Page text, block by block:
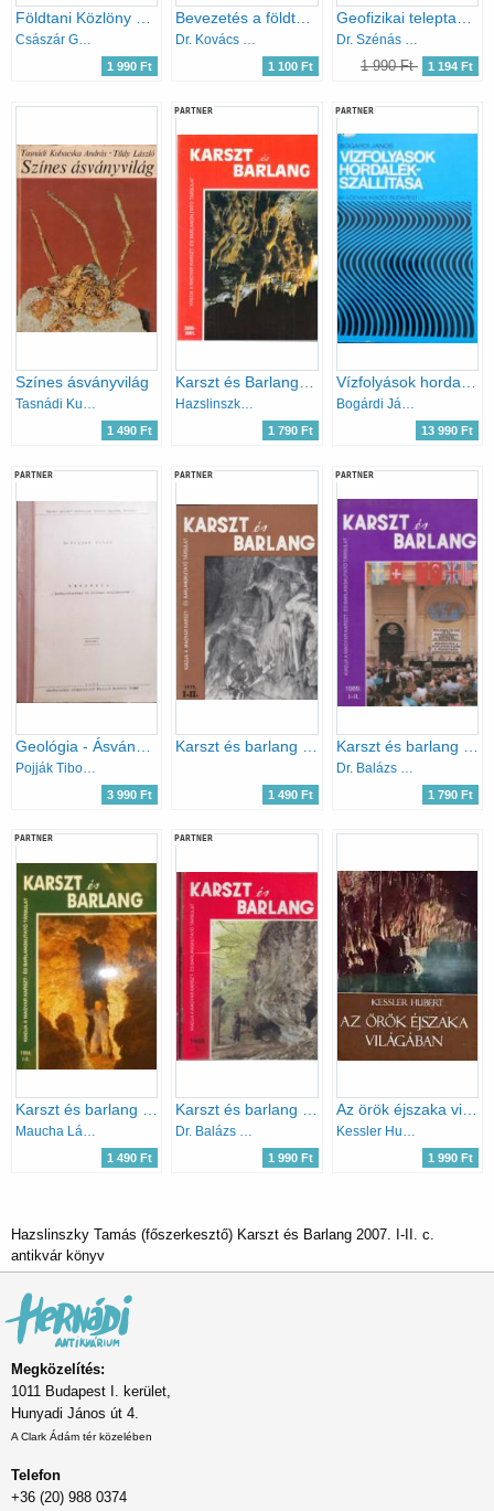
Földtani Közlöny Vol. 128. Nos. 2-3. - Bulletin of the Hungarian Geological Society
Császár Géza (főszerk.)
1 990 Ft
Bevezetés a földtan tudományába
Dr. Kovács József
1 100 Ft
Geofizikai teleptan (A geofizikai kutatómódszerek alkalmazása)
Dr. Szénás György
1 990 Ft 1 194 Ft
Színes ásványvilág
Tasnádi Kubacska A.-Tildy L.
1 490 Ft
PARTNER
Hazslinszky Tamás
1 790 Ft
PARTNER
Bogárdi János
13 990 Ft
PARTNER
3 990 Ft
PARTNER
1 490 Ft
PARTNER
1 790 Ft
PARTNER
Maucha László (szerk.)
1 490 Ft
PARTNER
Dr. Balázs Dénes (főszerk.)
1 990 Ft
Az örök éjszaka világában
Kessler Hubert
1 990 Ft
Hazslinszky Tamás (főszerkesztő) Karszt és Barlang 2007. I-II. c.
antikvár könyv
Megközelítés:
1011 Budapest I. kerület,
Hunyadi János út 4.
A Clark Ádám tér közelében
Telefon
+36 (20) 988 0374